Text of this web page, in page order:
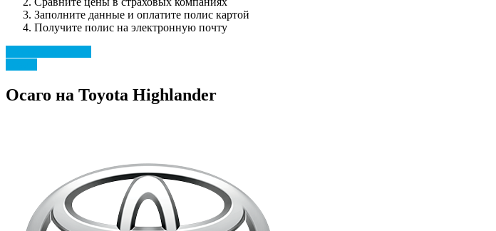
Заполните данные и оплатите полис картой
Получите полис на электронную почту
Осаго на Toyota Highlander